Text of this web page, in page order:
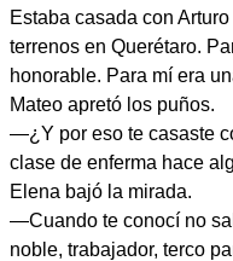
Estaba casada con
terrenos en Querétaro.
honorable. Para mí era
Mateo apretó los puños.
—¿Y por eso te casaste
clase de enferma hace
Elena bajó la mirada.
—Cuando te conocí no
noble, trabajador, terco